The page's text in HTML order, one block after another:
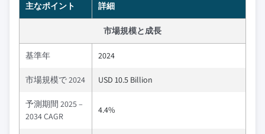
主なポイント 詳細
市場規模と成長
基準年 2024
市場規模で 2024 USD 10.5 Billion
予測期間 2025 –
2034 CAGR
4.4%